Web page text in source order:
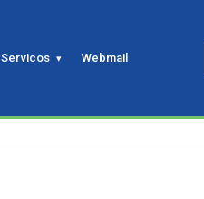
Servicos Webmail